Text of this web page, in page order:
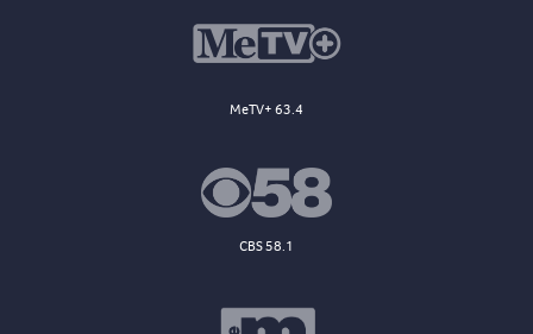
MeTV+ 63.4
CBS 58.1